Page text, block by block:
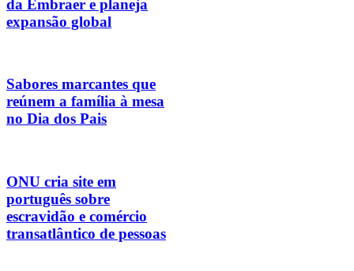
da Embraer e planeja
expansão global
Sabores marcantes que
reúnem a família à mesa
no Dia dos Pais
ONU cria site em
português sobre
escravidão e comércio
transatlântico de pessoas